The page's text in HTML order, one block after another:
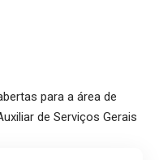
para a área de
de Serviços Gerais